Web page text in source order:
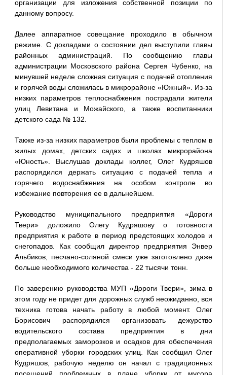
организации для изложения собственной позиции по
данному вопросу.
Далее аппаратное совещание проходило в обычном
режиме. С докладами о состоянии дел выступили главы
районных администраций. По сообщению главы
администрации Московского района Сергея Чубенко, на
минувшей неделе сложная ситуация с подачей отопления
и горячей воды сложилась в микрорайоне «Южный». Из-за
низких параметров теплоснабжения пострадали жители
улиц Левитана и Можайского, а также воспитанники
детского сада № 132.
Также из-за низких параметров были проблемы с теплом в
жилых домах, детских садах и школах микрорайона
«Юность». Выслушав доклады коллег, Олег Кудряшов
распорядился держать ситуацию с подачей тепла и
горячего водоснабжения на особом контроле во
избежание повторения ее в дальнейшем.
Руководство муниципального предприятия «Дороги
Твери» доложило Олегу Кудряшову о готовности
предприятия к работе в период предстоящих холодов и
снегопадов. Как сообщил директор предприятия Энвер
Альбиков, песчано-соляной смеси уже заготовлено даже
больше необходимого количества - 22 тысячи тонн.
По заверению руководства МУП «Дороги Твери», зима в
этом году не придет для дорожных служб неожиданно, вся
техника готова начать работу в любой момент. Олег
Борисович распорядился организовать дежурство
водительского состава предприятия в дни
предполагаемых заморозков и осадков для обеспечения
оперативной уборки городских улиц. Как сообщил Олег
Кудряшов, рабочую неделю он начал с традиционных